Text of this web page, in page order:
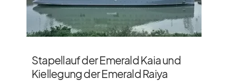
Stapellauf der Emerald Kaia und
Kiellegung der Emerald Raiya